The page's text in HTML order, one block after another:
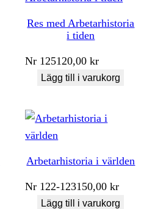
Res med Arbetarhistoria
i tiden
Nr 125120,00kr
Lägg till i varukorg
Arbetarhistoria i världen
Nr 122-123150,00kr
Lägg till i varukorg